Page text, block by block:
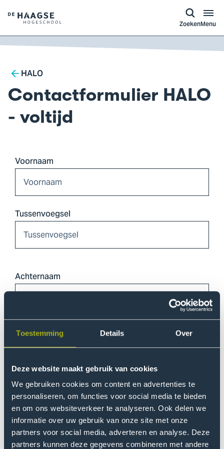
Toestemming Details Over
Deze website maakt gebruik van cookies
We gebruiken cookies om content en advertenties te
personaliseren, om functies voor social media te bieden
en om ons websiteverkeer te analyseren. Ook delen we
informatie over uw gebruik van onze site met onze
partners voor social media, adverteren en analyse. Deze
partners kunnen deze gegevens combineren met andere
Logo
van
De
Hogeschool,
ga
naar
de
homepagina
ZoekenMenu
Breadcrumb
HALO
Contactformulier HALO
- voltijd
Voornaam
Tussenvoegsel
Achternaam
Telefoonnummer
E-mailadres